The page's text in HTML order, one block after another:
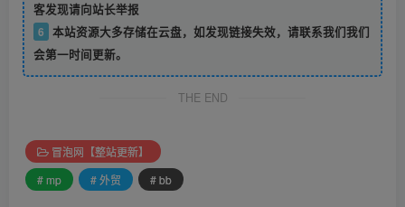
客发现请向站长举报
6 本站资源大多存储在云盘，如发现链接失效，请联系我们我们
会第一时间更新。
THE END
冒泡网【整站更新】
# mp
# 外贸 # bb